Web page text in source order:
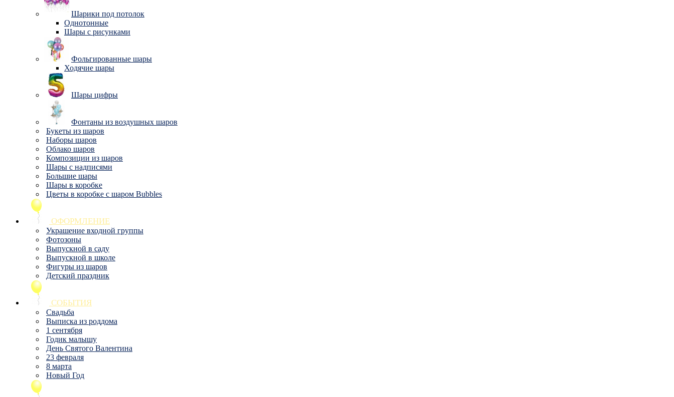
Шарики под потолок
Однотонные
Шары с рисунками
Фольгированные шары
Ходячие шары
Шары цифры
Фонтаны из воздушных шаров
Букеты из шаров
Наборы шаров
Облако шаров
Композиции из шаров
Шары с надписями
Большие шары
Шары в коробке
Цветы в коробке с шаром Bubbles
ОФОРМЛЕНИЕ
Украшение входной группы
Фотозоны
Выпускной в саду
Выпускной в школе
Фигуры из шаров
Детский праздник
СОБЫТИЯ
Свадьба
Выписка из роддома
1 сентября
Годик малышу
День Святого Валентина
23 февраля
8 марта
Новый Год